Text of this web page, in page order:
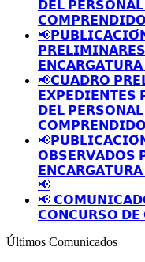
𝗗𝗘𝗟
𝗖𝗢𝗠𝗣𝗥𝗘𝗡𝗗𝗜𝗗𝗢
𝗘𝗡𝗖𝗔𝗥𝗚𝗔𝗧𝗨𝗥𝗔
📢𝗖𝗨𝗔𝗗𝗥𝗢
𝗘𝗫𝗣𝗘𝗗𝗜𝗘𝗡𝗧𝗘𝗦
𝗗𝗘𝗟
𝗖𝗢𝗠𝗣𝗥𝗘𝗡𝗗𝗜𝗗𝗢
𝗢𝗕𝗦𝗘𝗥𝗩𝗔𝗗𝗢𝗦
𝗘𝗡𝗖𝗔𝗥𝗚𝗔𝗧𝗨𝗥𝗔
📢
📢
𝗖𝗢𝗡𝗖𝗨𝗥𝗦𝗢 𝗗𝗘
Últimos Comunicados